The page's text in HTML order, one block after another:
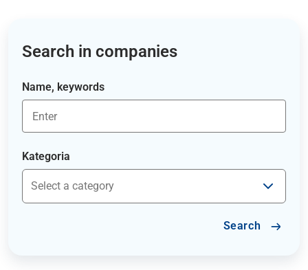
Search in companies
Name, keywords
Kategoria
Search